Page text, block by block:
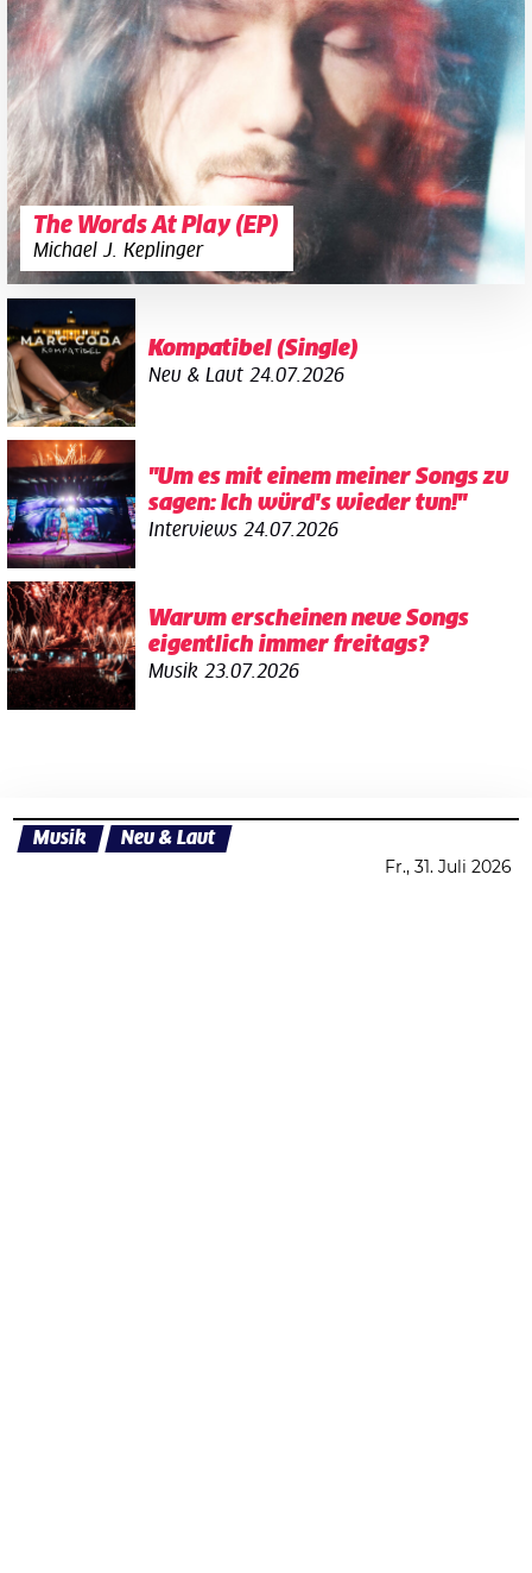
The Words At Play (EP)
Michael J. Keplinger
Kompatibel (Single)
Neu & Laut 24.07.2026
"Um es mit einem meiner Songs zu
sagen: Ich würd's wieder tun!"
Interviews 24.07.2026
Warum erscheinen neue Songs
eigentlich immer freitags?
Musik 23.07.2026
Musik Neu & Laut
Fr., 31. Juli 2026